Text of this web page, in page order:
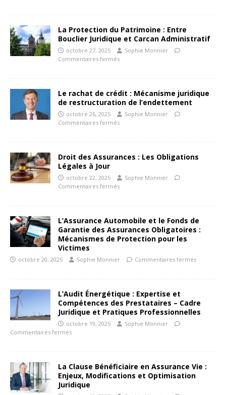
La Protection du Patrimoine : Entre
Bouclier Juridique et Carcan Administratif
octobre 27, 2025
Sophie Monnier
Commentaires fermés
Le rachat de crédit : Mécanisme juridique
de restructuration de l’endettement
octobre 26, 2025
Sophie Monnier
Commentaires fermés
Droit des Assurances : Les Obligations
Légales à Jour
octobre 22, 2025
Sophie Monnier
Commentaires fermés
L’Assurance Automobile et le Fonds de
Garantie des Assurances Obligatoires :
Mécanismes de Protection pour les
Victimes
octobre 20, 2025 Sophie Monnier Commentaires fermés
L’Audit Énergétique : Expertise et
Compétences des Prestataires – Cadre
Juridique et Pratiques Professionnelles
octobre 19, 2025
Sophie Monnier
Commentaires fermés
La Clause Bénéficiaire en Assurance Vie :
Enjeux, Modifications et Optimisation
Juridique